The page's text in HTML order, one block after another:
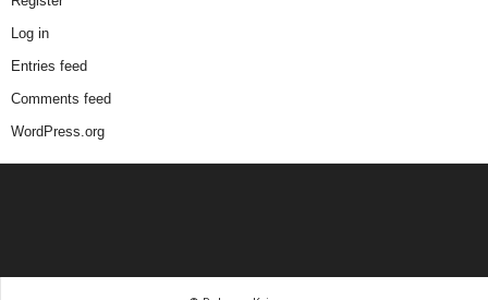
Log in
Entries feed
Comments feed
WordPress.org